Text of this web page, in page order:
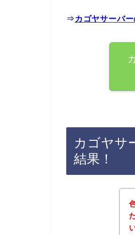
⇒ カゴヤサーバ
カゴヤサ
結果！